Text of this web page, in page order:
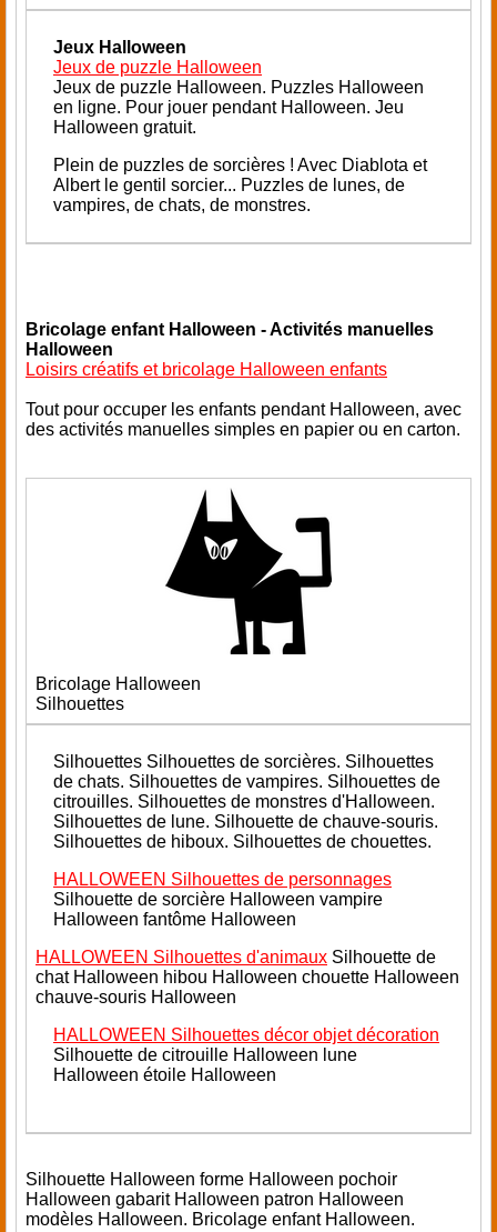
Jeux Halloween
Jeux de puzzle Halloween
Jeux de puzzle Halloween. Puzzles Halloween
en ligne. Pour jouer pendant Halloween. Jeu
Halloween gratuit.
Plein de puzzles de sorcières ! Avec Diablota et
Albert le gentil sorcier... Puzzles de lunes, de
vampires, de chats, de monstres.
Bricolage enfant Halloween - Activités manuelles
Halloween
Loisirs créatifs et bricolage Halloween enfants
Tout pour occuper les enfants pendant Halloween, avec
des activités manuelles simples en papier ou en carton.
Bricolage Halloween
Silhouettes
Silhouettes Silhouettes de sorcières. Silhouettes
de chats. Silhouettes de vampires. Silhouettes de
citrouilles. Silhouettes de monstres d'Halloween.
Silhouettes de lune. Silhouette de chauve-souris.
Silhouettes de hiboux. Silhouettes de chouettes.
HALLOWEEN Silhouettes de personnages
Silhouette de sorcière Halloween vampire
Halloween fantôme Halloween
HALLOWEEN Silhouettes d'animaux Silhouette de
chat Halloween hibou Halloween chouette Halloween
chauve-souris Halloween
HALLOWEEN Silhouettes décor objet décoration
Silhouette de citrouille Halloween lune
Halloween étoile Halloween
Silhouette Halloween forme Halloween pochoir
Halloween gabarit Halloween patron Halloween
modèles Halloween. Bricolage enfant Halloween.